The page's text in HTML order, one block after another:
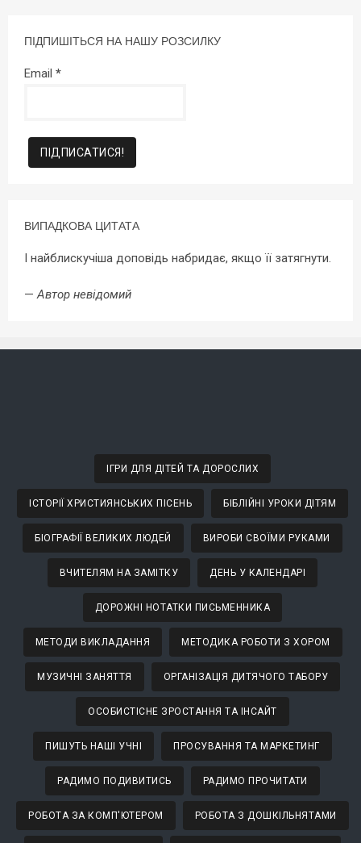
ПІДПИШІТЬСЯ НА НАШУ РОЗСИЛКУ
Email *
ВИПАДКОВА ЦИТАТА
І найблискучіша доповідь набридає, якщо її затягнути.
—Автор невідомий
ІГРИ ДЛЯ ДІТЕЙ ТА ДОРОСЛИХ
ІСТОРІЇ ХРИСТИЯНСЬКИХ ПІСЕНЬ БІБЛІЙНІ УРОКИ ДІТЯМ
БІОГРАФІЇ ВЕЛИКИХ ЛЮДЕЙ ВИРОБИ СВОЇМИ РУКАМИ
ВЧИТЕЛЯМ НА ЗАМІТКУ ДЕНЬ У КАЛЕНДАРІ
ДОРОЖНІ НОТАТКИ ПИСЬМЕННИКА
МЕТОДИ ВИКЛАДАННЯ МЕТОДИКА РОБОТИ З ХОРОМ
МУЗИЧНІ ЗАНЯТТЯ ОРГАНІЗАЦІЯ ДИТЯЧОГО ТАБОРУ
ОСОБИСТІСНЕ ЗРОСТАННЯ ТА ІНСАЙТ
ПИШУТЬ НАШІ УЧНІ ПРОСУВАННЯ ТА МАРКЕТИНГ
РАДИМО ПОДИВИТИСЬ РАДИМО ПРОЧИТАТИ
РОБОТА ЗА КОМП'ЮТЕРОМ РОБОТА З ДОШКІЛЬНЯТАМИ